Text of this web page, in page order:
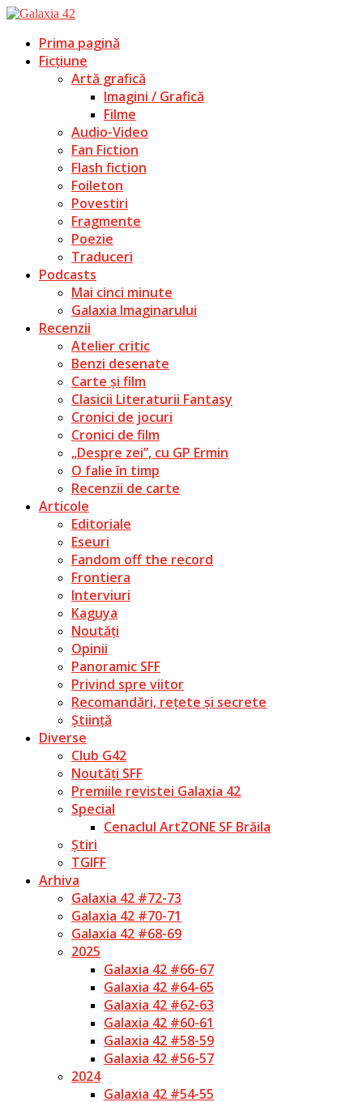
Prima pagină
Ficțiune
Artă grafică
Imagini / Grafică
Filme
Audio-Video
Fan Fiction
Flash fiction
Foileton
Povestiri
Fragmente
Poezie
Traduceri
Podcasts
Mai cinci minute
Galaxia Imaginarului
Recenzii
Atelier critic
Benzi desenate
Carte și film
Clasicii Literaturii Fantasy
Cronici de jocuri
Cronici de film
„Despre zei”, cu GP Ermin
O falie în timp
Recenzii de carte
Articole
Editoriale
Eseuri
Fandom off the record
Frontiera
Interviuri
Kaguya
Noutăți
Opinii
Panoramic SFF
Privind spre viitor
Recomandări, rețete și secrete
Știință
Diverse
Club G42
Noutăți SFF
Premiile revistei Galaxia 42
Special
Cenaclul ArtZONE SF Brăila
Știri
TGIFF
Arhiva
Galaxia 42 #72-73
Galaxia 42 #70-71
Galaxia 42 #68-69
2025
Galaxia 42 #66-67
Galaxia 42 #64-65
Galaxia 42 #62-63
Galaxia 42 #60-61
Galaxia 42 #58-59
Galaxia 42 #56-57
2024
Galaxia 42 #54-55